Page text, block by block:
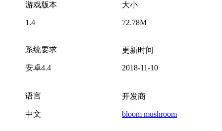
游戏版本
1.4
大小
72.78M
系统要求
安卓4.4
更新时间
2018-11-10
语言
中文
开发商
bloom mushroom